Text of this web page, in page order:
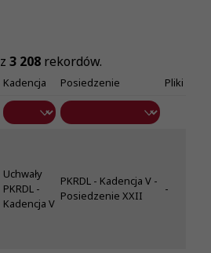
z 3 208 rekordów.
Kadencja Posiedzenie Pliki
Uchwały
PKRDL -
Kadencja V
PKRDL - Kadencja V -
Posiedzenie XXII
-